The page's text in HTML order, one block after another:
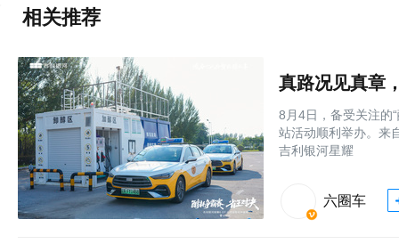
相关推荐
8月4日，备受关注的
站活动顺利举办。来
吉利银河星耀
六圈车